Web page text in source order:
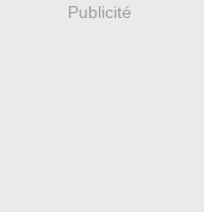
Publicité